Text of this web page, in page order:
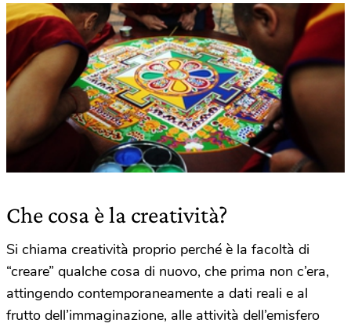
Che cosa è la creatività?
Si chiama creatività proprio perché è la facoltà di
“creare” qualche cosa di nuovo, che prima non c’era,
attingendo contemporaneamente a dati reali e al
frutto dell’immaginazione, alle attività dell’emisfero